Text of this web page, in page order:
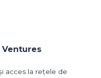
acces la rețele de